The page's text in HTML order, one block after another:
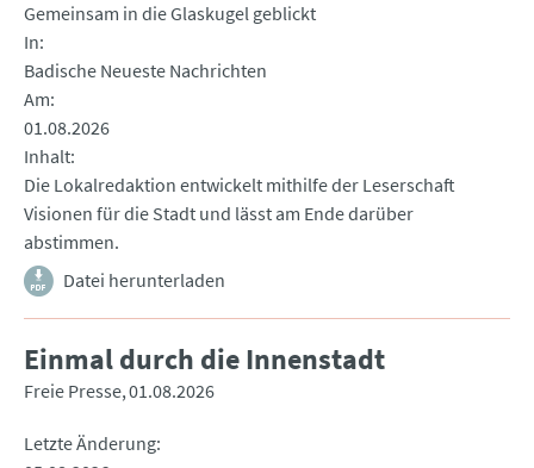
Gemeinsam in die Glaskugel geblickt
In
Badische Neueste Nachrichten
Am
01.08.2026
Inhalt
Die Lokalredaktion entwickelt mithilfe der Leserschaft
Visionen für die Stadt und lässt am Ende darüber
abstimmen.
Datei herunterladen
Einmal durch die Innenstadt
Freie Presse 01.08.2026
Letzte Änderung